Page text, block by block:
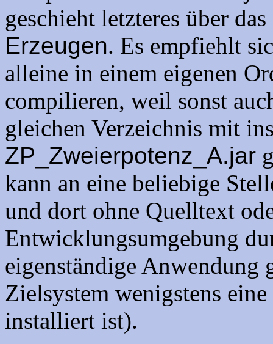
geschieht letzteres über
Erzeugen. Es empfiehlt
alleine in einem eigenen
compilieren, weil sonst
gleichen Verzeichnis mit
ZP_Zweierpotenz_A.jar
kann an eine beliebige
und dort ohne Quelltext
Entwicklungsumgebung
eigenständige Anwendung
Zielsystem wenigstens
installiert ist).